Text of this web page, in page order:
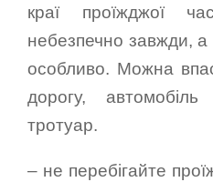
краї проїжджої
небезпечно завжди, а
особливо. Можна
дорогу,
тротуар.
– не перебігайте